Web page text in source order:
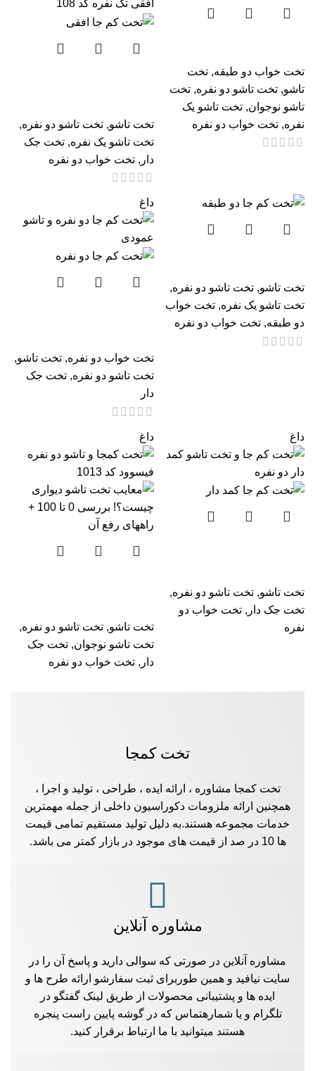
تخت خواب دو طبقه, تخت
تاشو, تخت تاشو دو نفره, تخت
تاشو نوجوان, تخت تاشو یک
نفره, تخت خواب دو نفره تخت تاشو, تخت تاشو دو نفره,
تخت تاشو یک نفره, تخت جک
دار , تخت خواب دو نفره
تخت تاشو, تخت تاشو دو نفره,
تخت تاشو یک نفره, تخت خواب
دو طبقه, تخت خواب دو نفره
داغ
تخت خواب دو نفره, تخت تاشو,
تخت تاشو دو نفره, تخت جک
دار
داغ
تخت تاشو, تخت تاشو دو نفره,
تخت جک دار , تخت خواب دو
نفره
داغ
تخت تاشو, تخت تاشو دو نفره,
تخت تاشو نوجوان, تخت جک
دار , تخت خواب دو نفره
تخت کمجا
تخت کمجا مشاوره ، ارائه ایده ، طراحی ، تولید و اجرا ،
همچنین ارائه ملزومات دکوراسیون داخلی از جمله مهمترین
خدمات مجموعه هستند.به دلیل تولید مستقیم تمامی قیمت
ها 10 در صد از قیمت های موجود در بازار کمتر می باشد.
مشاوره آنلاین
مشاوره آنلاین در صورتی که سوالی دارید و پاسخ آن را در
سایت نیافید و همین طوربرای ثبت سفارشو ارائه طرح ها و
ایده ها و پشتیبانی محصولات از طریق لینک گفتگو در
تلگرام و یا شمارهتماس که در گوشه پایین راست پنجره
هستند میتوانید با ما ارتباط برقرار کنید.